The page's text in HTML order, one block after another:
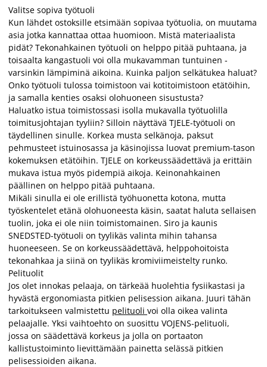
Valitse sopiva työtuoli
Kun lähdet ostoksille etsimään sopivaa työtuolia, on muutama
asia jotka kannattaa ottaa huomioon. Mistä materiaalista
pidät? Tekonahkainen työtuoli on helppo pitää puhtaana, ja
toisaalta kangastuoli voi olla mukavamman tuntuinen -
varsinkin lämpiminä aikoina. Kuinka paljon selkätukea haluat?
Onko työtuoli tulossa toimistoon vai kotitoimistoon etätöihin,
ja samalla kenties osaksi olohuoneen sisustusta?
Haluatko istua toimistossasi isolla mukavalla työtuolilla
toimitusjohtajan tyyliin? Silloin näyttävä TJELE-työtuoli on
täydellinen sinulle. Korkea musta selkänoja, paksut
pehmusteet istuinosassa ja käsinojissa luovat premium-tason
kokemuksen etätöihin. TJELE on korkeussäädettävä ja erittäin
mukava istua myös pidempiä aikoja. Keinonahkainen
päällinen on helppo pitää puhtaana.
Mikäli sinulla ei ole erillistä työhuonetta kotona, mutta
työskentelet etänä olohuoneesta käsin, saatat haluta sellaisen
tuolin, joka ei ole niin toimistomainen. Siro ja kaunis
SNEDSTED-työtuoli on tyylikäs valinta mihin tahansa
huoneeseen. Se on korkeussäädettävä, helppohoitoista
tekonahkaa ja siinä on tyylikäs kromiviimeistelty runko.
Pelituolit
Jos olet innokas pelaaja, on tärkeää huolehtia fysiikastasi ja
hyvästä ergonomiasta pitkien pelisession aikana. Juuri tähän
tarkoitukseen valmistettu pelituoli voi olla oikea valinta
pelaajalle. Yksi vaihtoehto on suosittu VOJENS-pelituoli,
jossa on säädettävä korkeus ja jolla on portaaton
kallistustoiminto lievittämään painetta selässä pitkien
pelisessioiden aikana.